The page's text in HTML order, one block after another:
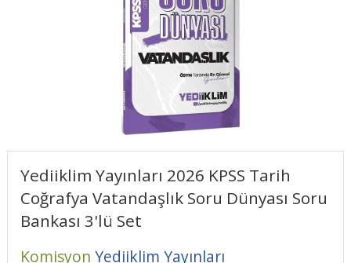
Yediiklim Yayınları 2026 KPSS Tarih
Coğrafya Vatandaşlık Soru Dünyası Soru
Bankası 3'lü Set
Komisyon Yediiklim Yayınları